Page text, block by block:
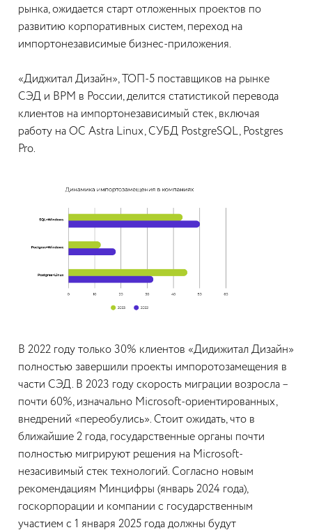
рынка, ожидается старт отложенных проектов по
развитию корпоративных систем, переход на
импортонезависимые бизнес-приложения.
«Диджитал Дизайн», ТОП-5 поставщиков на рынке
СЭД и BPM в России, делится статистикой перевода
клиентов на импортонезависимый стек, включая
работу на ОС Astra Linux, СУБД PostgreSQL, Postgres
Pro.
В 2022 году только 30% клиентов «Дидижитал Дизайн»
полностью завершили проекты импоротозамещения в
части СЭД. В 2023 году скорость миграции возросла –
почти 60%, изначально Microsoft-ориентированных,
внедрений «переобулись». Стоит ожидать, что в
ближайшие 2 года, государственные органы почти
полностью мигрируют решения на Microsoft-
незасивимый стек технологий. Согласно новым
рекомендациям Минцифры (январь 2024 года),
госкорпорации и компании с государственным
участием с 1 января 2025 года должны будут